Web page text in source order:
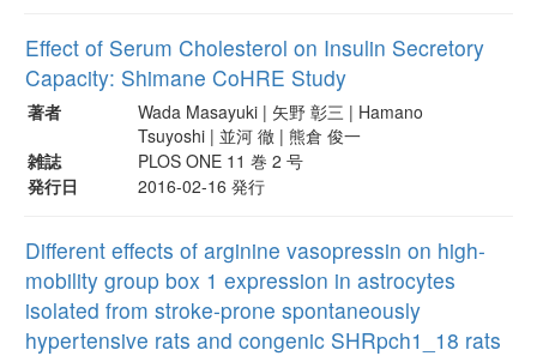
Effect of Serum Cholesterol on Insulin Secretory
Capacity: Shimane CoHRE Study
著者
Wada Masayuki | 矢野 彰三 | Hamano
Tsuyoshi | 並河 徹 | 熊倉 俊一
雑誌
PLOS ONE 11 巻 2 号
発行日
2016-02-16 発行
Different effects of arginine vasopressin on high-
mobility group box 1 expression in astrocytes
isolated from stroke-prone spontaneously
hypertensive rats and congenic SHRpch1_18 rats